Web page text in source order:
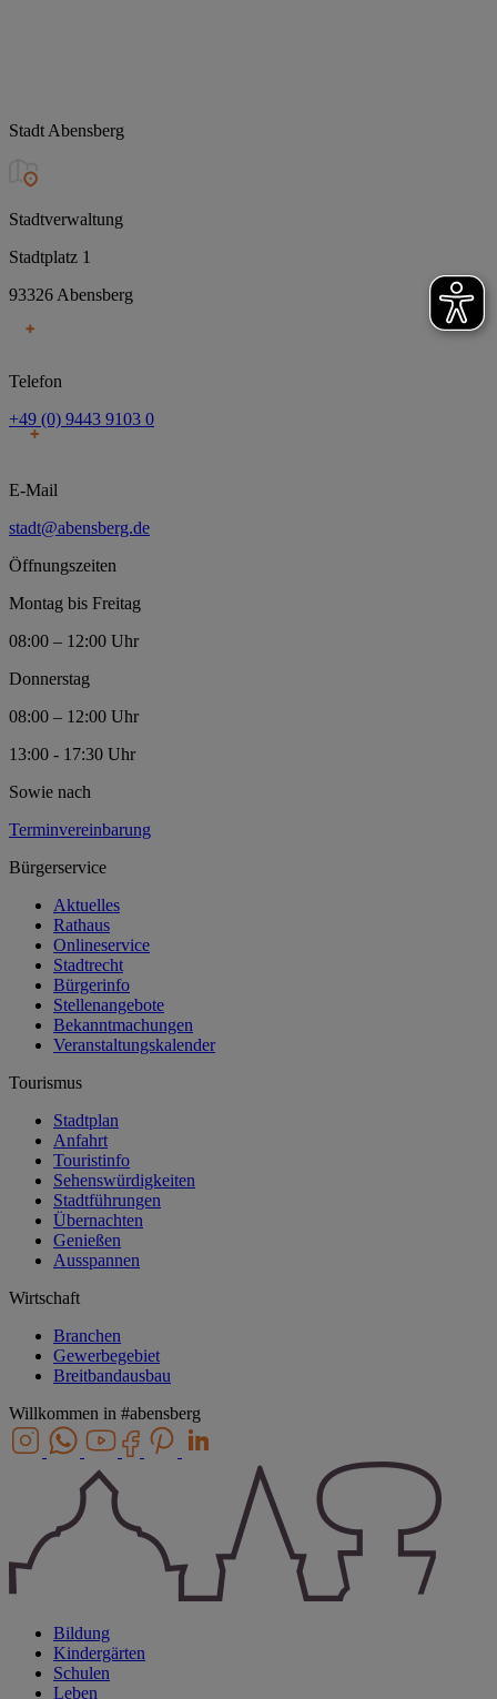
Stadt Abensberg
Stadtverwaltung
Stadtplatz 1
93326 Abensberg
Telefon
+49 (0) 9443 9103 0
E-Mail
stadt@abensberg.de
Öffnungszeiten
Montag bis Freitag
08:00 – 12:00 Uhr
Donnerstag
08:00 – 12:00 Uhr
13:00 - 17:30 Uhr
Sowie nach
Terminvereinbarung
Bürgerservice
Aktuelles
Rathaus
Onlineservice
Stadtrecht
Bürgerinfo
Stellenangebote
Bekanntmachungen
Veranstaltungskalender
Tourismus
Stadtplan
Anfahrt
Touristinfo
Sehenswürdigkeiten
Stadtführungen
Übernachten
Genießen
Ausspannen
Wirtschaft
Branchen
Gewerbegebiet
Breitbandausbau
Willkommen in #abensberg
Bildung
Kindergärten
Schulen
Leben